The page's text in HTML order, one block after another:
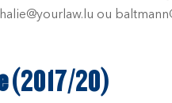
ou
(2017/20)